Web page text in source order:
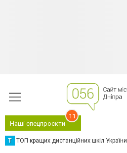
Наші спецпроєкти
11
Т ТОП кращих дистанційних шкіл України